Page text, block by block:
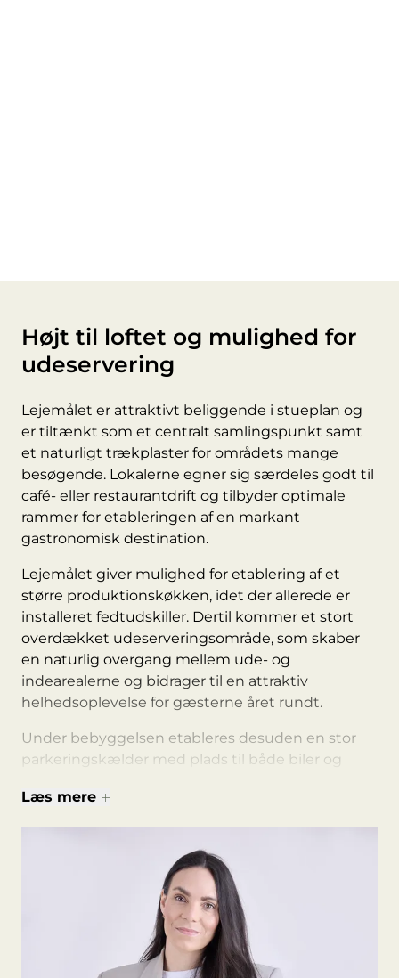
Højt til loftet og mulighed for
udeservering
Lejemålet er attraktivt beliggende i stueplan og
er tiltænkt som et centralt samlingspunkt samt
et naturligt trækplaster for områdets mange
besøgende. Lokalerne egner sig særdeles godt til
café- eller restaurantdrift og tilbyder optimale
rammer for etableringen af en markant
gastronomisk destination.
Lejemålet giver mulighed for etablering af et
større produktionskøkken, idet der allerede er
installeret fedtudskiller. Dertil kommer et stort
overdækket udeserveringsområde, som skaber
en naturlig overgang mellem ude- og
indearealerne og bidrager til en attraktiv
helhedsoplevelse for gæsterne året rundt.
Under bebyggelsen etableres desuden en stor
parkeringskælder med plads til både biler og
lejemålet via elevator og trapperum, hvilket sikrer
Hele området er udviklet med fokus på at forene
erhverv, boliger og grønne byrum i en
sammenhængende struktur, skabt til både
hverdagsliv og fremtidens behov. Et levende
bymiljø, hvor mennesker, virksomheder og byliv
mødes i naturlig balance.
Læs mere